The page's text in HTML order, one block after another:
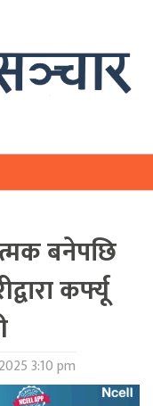
बनेपछि
कर्फ्यू
3:10 pm